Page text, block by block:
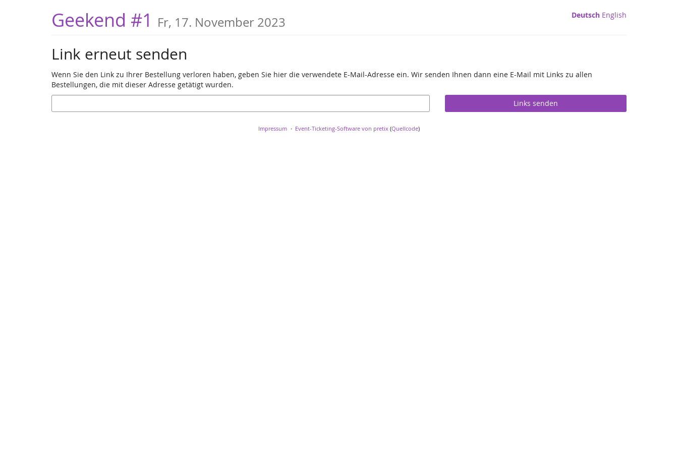
Geekend #1 Fr, 17. November 2023 Deutsch English
Link erneut senden
Wenn Sie den Link zu Ihrer Bestellung verloren haben, geben Sie hier die verwendete E-Mail-Adresse ein. Wir senden Ihnen dann eine E-Mail mit Links zu allen
Bestellungen, die mit dieser Adresse getätigt wurden.
E-
Mail
Links senden
Impressum Event-Ticketing-Software von pretix (Quellcode)